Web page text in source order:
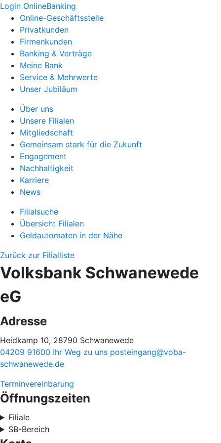
Login OnlineBanking
Online-Geschäftsstelle
Privatkunden
Firmenkunden
Banking & Verträge
Meine Bank
Service & Mehrwerte
Unser Jubiläum
Über uns
Unsere Filialen
Mitgliedschaft
Gemeinsam stark für die Zukunft
Engagement
Nachhaltigkeit
Karriere
News
Filialsuche
Übersicht Filialen
Geldautomaten in der Nähe
Zurück zur Filialliste
Volksbank Schwanewede
eG
Adresse
Heidkamp 10, 28790 Schwanewede
04209 91600 Ihr Weg zu uns posteingang@voba-
schwanewede.de
Terminvereinbarung
Öffnungszeiten
Filiale
SB-Bereich